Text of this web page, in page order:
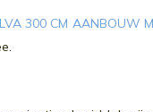
300 CM AANBOUW